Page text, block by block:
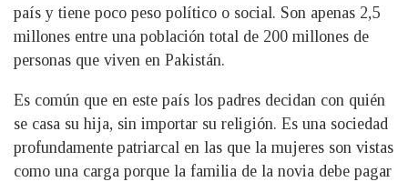
país y tiene poco peso político o social. Son apenas 2,5
millones entre una población total de 200 millones de
personas que viven en Pakistán.
Es común que en este país los padres decidan con quién
se casa su hija, sin importar su religión. Es una sociedad
profundamente patriarcal en las que la mujeres son vistas
como una carga porque la familia de la novia debe pagar